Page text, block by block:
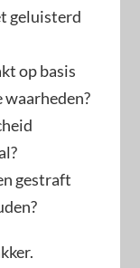
geluisterd
op basis
gestraft